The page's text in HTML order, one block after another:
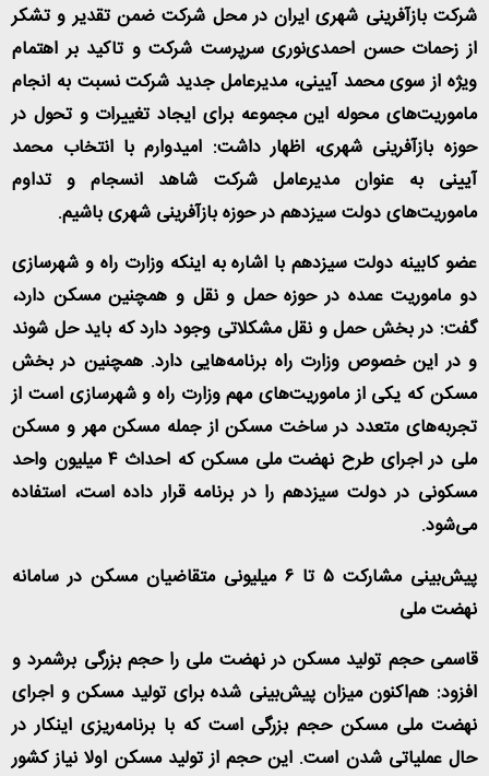
شرکت بازآفرینی شهری ایران در محل شرکت ضمن تقدیر و تشکر
از زحمات حسن احمدی‌نوری سرپرست شرکت و تاکید بر اهتمام
ویژه از سوی محمد آیینی، مدیرعامل جدید شرکت نسبت به انجام
ماموریت‌های محوله این مجموعه برای ایجاد تغییرات و تحول در
حوزه بازآفرینی شهری، اظهار داشت:‌ امیدوارم با انتخاب محمد
آیینی به عنوان مدیرعامل شرکت شاهد انسجام و تداوم
ماموریت‌های دولت سیزدهم در حوزه بازآفرینی شهری باشیم.
عضو کابینه دولت سیزدهم با اشاره به اینکه وزارت راه و شهرسازی
دو ماموریت عمده در حوزه حمل و نقل و همچنین مسکن دارد،
گفت: در بخش حمل و نقل مشکلاتی وجود دارد که باید حل شوند
و در این خصوص وزارت راه برنامه‌هایی دارد. همچنین در بخش
مسکن که یکی از ماموریت‌های مهم وزارت راه و شهرسازی است از
تجربه‌های متعدد در ساخت مسکن از جمله مسکن مهر و مسکن
ملی در اجرای طرح نهضت ملی مسکن که احداث ۴ میلیون واحد
مسکونی در دولت سیزدهم را در برنامه قرار داده است، استفاده
می‌شود.
پیش‌بینی مشارکت ۵ تا ۶ میلیونی متقاضیان مسکن در سامانه
نهضت ملی
قاسمی حجم تولید مسکن در نهضت ملی را حجم بزرگی برشمرد و
افزود: هم‌اکنون میزان پیش‌بینی شده برای تولید مسکن و اجرای
نهضت ملی مسکن حجم بزرگی است که با برنامه‌ریزی اینکار در
حال عملیاتی شدن است. این حجم از تولید مسکن اولا نیاز کشور